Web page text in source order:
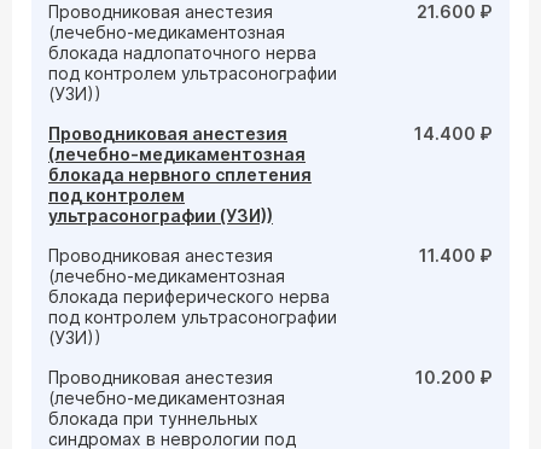
Проводниковая анестезия
(лечебно-медикаментозная
блокада надлопаточного нерва
под контролем ультрасонографии
(УЗИ))
21.600 ₽
Проводниковая анестезия
(лечебно-медикаментозная
блокада нервного сплетения
под контролем
ультрасонографии (УЗИ))
14.400 ₽
Проводниковая анестезия
(лечебно-медикаментозная
блокада периферического нерва
под контролем ультрасонографии
(УЗИ))
11.400 ₽
Проводниковая анестезия
(лечебно-медикаментозная
блокада при туннельных
синдромах в неврологии под
10.200 ₽